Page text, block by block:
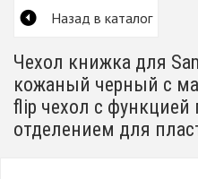
Назад в каталог
Чехол книжка для
кожаный черный с
flip чехол с функцией
отделением для